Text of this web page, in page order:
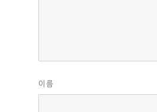
이름